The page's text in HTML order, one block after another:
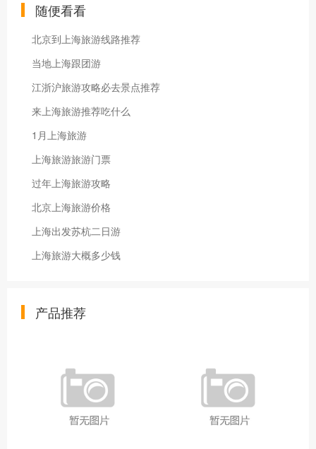
随便看看
北京到上海旅游线路推荐
当地上海跟团游
江浙沪旅游攻略必去景点推荐
来上海旅游推荐吃什么
1月上海旅游
上海旅游旅游门票
过年上海旅游攻略
北京上海旅游价格
上海出发苏杭二日游
上海旅游大概多少钱
产品推荐